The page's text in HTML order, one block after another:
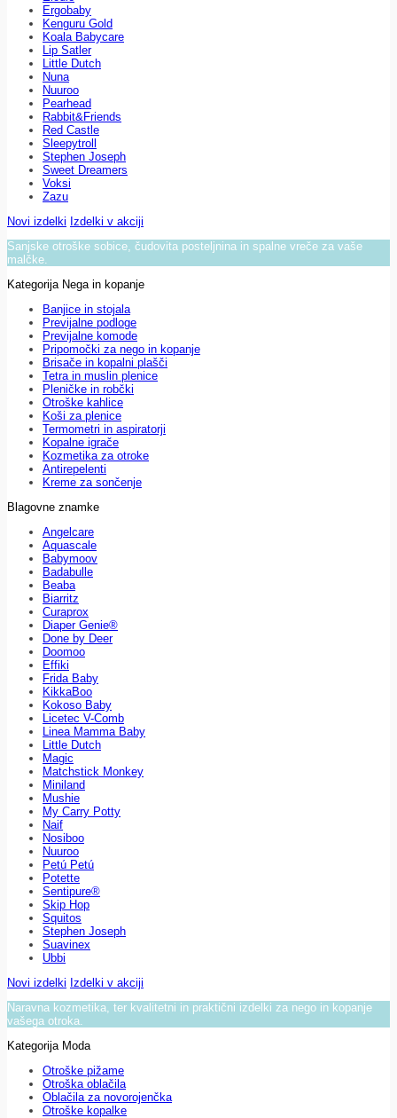
Ergobaby
Kenguru Gold
Koala Babycare
Lip Satler
Little Dutch
Nuna
Nuuroo
Pearhead
Rabbit&Friends
Red Castle
Sleepytroll
Stephen Joseph
Sweet Dreamers
Voksi
Zazu
Novi izdelki Izdelki v akciji
Sanjske otroške sobice, čudovita posteljnina in spalne vreče za vaše
malčke.
Kategorija Nega in kopanje
Banjice in stojala
Previjalne podloge
Previjalne komode
Pripomočki za nego in kopanje
Brisače in kopalni plašči
Tetra in muslin plenice
Pleničke in robčki
Otroške kahlice
Koši za plenice
Termometri in aspiratorji
Kopalne igrače
Kozmetika za otroke
Antirepelenti
Kreme za sončenje
Blagovne znamke
Angelcare
Aquascale
Babymoov
Badabulle
Beaba
Biarritz
Curaprox
Diaper Genie®
Done by Deer
Doomoo
Effiki
Frida Baby
KikkaBoo
Kokoso Baby
Licetec V-Comb
Linea Mamma Baby
Little Dutch
Magic
Matchstick Monkey
Miniland
Mushie
My Carry Potty
Naif
Nosiboo
Nuuroo
Petú Petú
Potette
Sentipure®
Skip Hop
Squitos
Stephen Joseph
Suavinex
Ubbi
Novi izdelki Izdelki v akciji
Naravna kozmetika, ter kvalitetni in praktični izdelki za nego in kopanje
vašega otroka.
Kategorija Moda
Otroške pižame
Otroška oblačila
Oblačila za novorojenčka
Otroške kopalke